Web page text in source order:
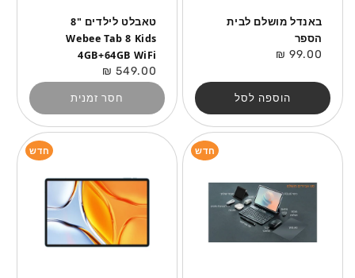
באנדל מושלם לבית
הספר
מחיר
99.00 ₪
הוספה לסל
טאבלט לילדים "8
Webee Tab 8 Kids
4GB+64GB WiFi
מחיר
רגיל
549.00 ₪
חסר זמנית
חדש חדש